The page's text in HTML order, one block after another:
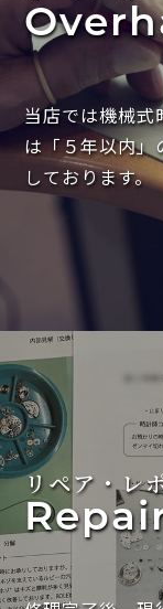
当店では機械
は「５年以内」
しております。
リペア・レ